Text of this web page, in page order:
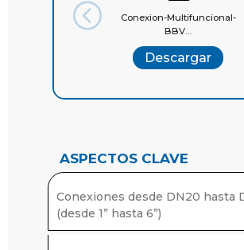
Conexion-Multifuncional-
BBV...
Descargar
ASPECTOS CLAVE
Conexiones desde DN20 hasta
(desde 1” hasta 6”)